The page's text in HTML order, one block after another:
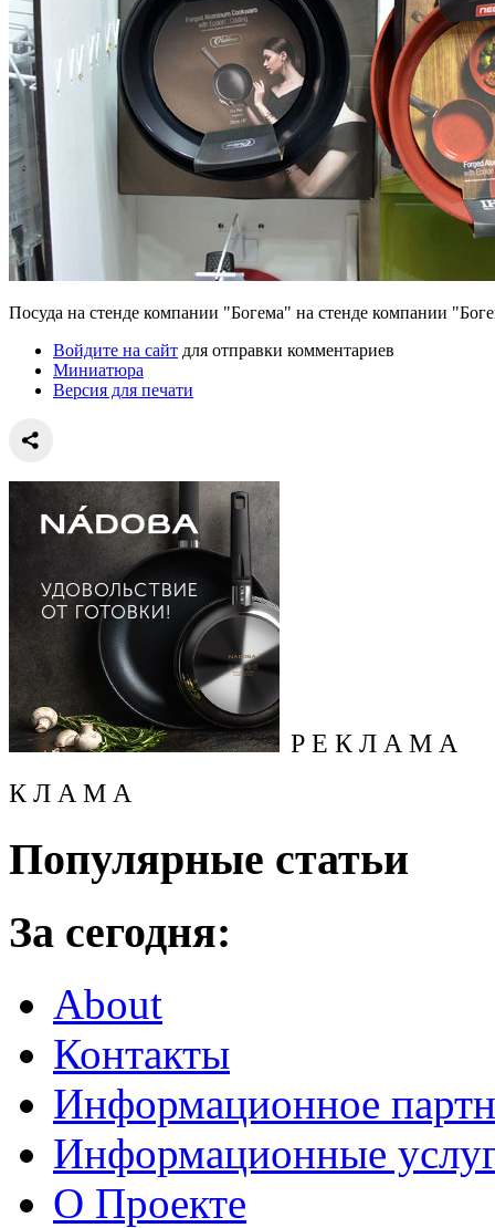
Посуда на стенде компании "Богема" на стенде компании
Войдите на сайт для отправки комментариев
Миниатюра
Версия для печати
Р Е К Л А М А
К Л А М А
Популярные статьи
За сегодня:
About
Контакты
Информационное
Информационные
О Проекте